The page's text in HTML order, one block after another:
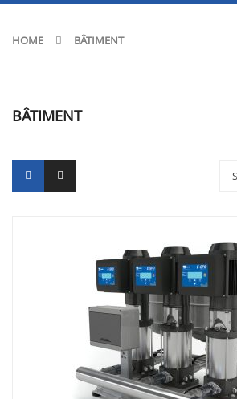
HOME BÂTIMENT
BÂTIMENT